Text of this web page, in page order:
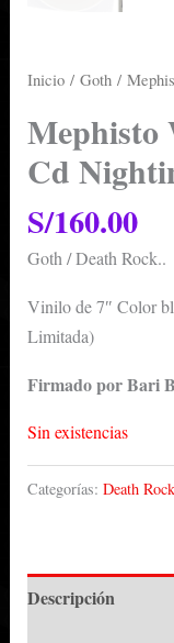
Inicio/ Goth/
Mephisto
Cd
S/160.00
Goth / Death Rock..
Vinilo de 7″ Color
Limitada)
Firmado por Bari
Sin existencias
Categorías: Death Rock
Descripción